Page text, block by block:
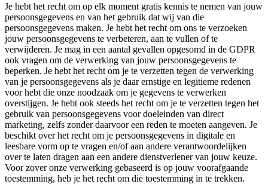
Je hebt het recht om op elk moment gratis kennis te nemen van jouw
persoonsgegevens en van het gebruik dat wij van die
persoonsgegevens maken. Je hebt het recht om ons te verzoeken
jouw persoonsgegevens te verbeteren, aan te vullen of te
verwijderen. Je mag in een aantal gevallen opgesomd in de GDPR
ook vragen om de verwerking van jouw persoonsgegevens te
beperken. Je hebt het recht om je te verzetten tegen de verwerking
van je persoonsgegevens als je daar ernstige en legitieme redenen
voor hebt die onze noodzaak om je gegevens te verwerken
overstijgen. Je hebt ook steeds het recht om je te verzetten tegen het
gebruik van persoonsgegevens voor doeleinden van direct
marketing, zelfs zonder daarvoor een reden te moeten aangeven. Je
beschikt over het recht om je persoonsgegevens in digitale en
leesbare vorm op te vragen en/of aan andere verantwoordelijken
over te laten dragen aan een andere dienstverlener van jouw keuze.
Voor zover onze verwerking gebaseerd is op jouw voorafgaande
toestemming, heb je het recht om die toestemming in te trekken.